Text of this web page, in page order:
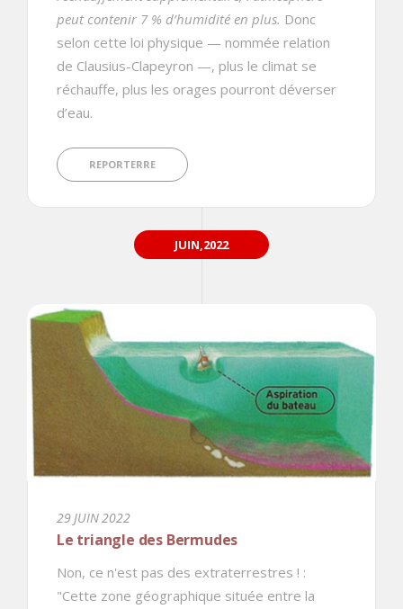
peut contenir 7 % d’humidité en plus. Donc
selon cette loi physique — nommée relation
de Clausius-Clapeyron —, plus le climat se
réchauffe, plus les orages pourront déverser
d’eau.
REPORTERRE
JUIN,2022
29 JUIN 2022
Le triangle des Bermudes
Non, ce n'est pas des extraterrestres ! :
"Cette zone géographique située entre la